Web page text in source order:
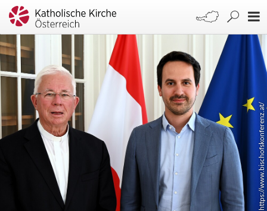
https://www.bischofskonferenz.at/